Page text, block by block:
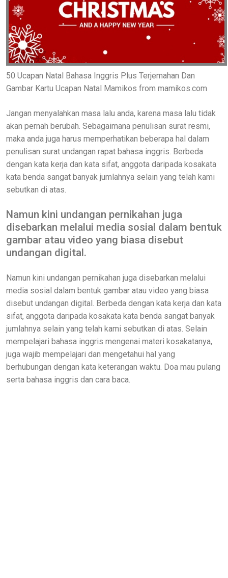
50 Ucapan Natal Bahasa Inggris Plus Terjemahan Dan
Gambar Kartu Ucapan Natal Mamikos from mamikos.com
Jangan menyalahkan masa lalu anda, karena masa lalu tidak
akan pernah berubah. Sebagaimana penulisan surat resmi,
maka anda juga harus memperhatikan beberapa hal dalam
penulisan surat undangan rapat bahasa inggris. Berbeda
dengan kata kerja dan kata sifat, anggota daripada kosakata
kata benda sangat banyak jumlahnya selain yang telah kami
sebutkan di atas.
Namun kini undangan pernikahan juga
disebarkan melalui media sosial dalam bentuk
gambar atau video yang biasa disebut
undangan digital.
Namun kini undangan pernikahan juga disebarkan melalui
media sosial dalam bentuk gambar atau video yang biasa
disebut undangan digital. Berbeda dengan kata kerja dan kata
sifat, anggota daripada kosakata kata benda sangat banyak
jumlahnya selain yang telah kami sebutkan di atas. Selain
mempelajari bahasa inggris mengenai materi kosakatanya,
juga wajib mempelajari dan mengetahui hal yang
berhubungan dengan kata keterangan waktu. Doa mau pulang
serta bahasa inggris dan cara baca.